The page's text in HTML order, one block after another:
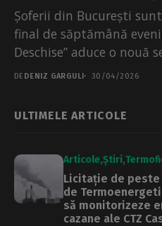
Șoferii din București
final de săptămână
Deschise” aduce o nouă
circulație...
DE DENIZ GARGULI 30/04/2026
ULTIMELE ARTICOLE
Articole Știri
Licitație de peste
de
să monitorizeze
cazane ale CTZ